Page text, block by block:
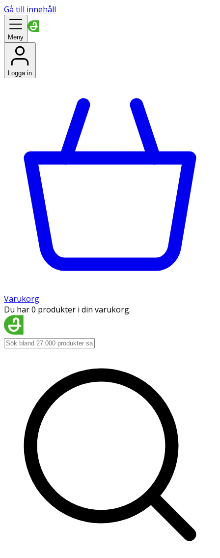
Gå till innehåll
Meny
Logga in
Varukorg
Du har 0 produkter i din varukorg.